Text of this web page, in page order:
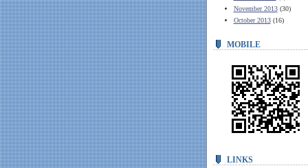
November 2013(30)
October 2013(16)
MOBILE
LINKS